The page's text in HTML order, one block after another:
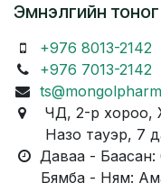
Эмнэлгийн тоног
+976 8013-2142
+976 7013-2142
ЧД, 2-р хороо,
Назо тауэр, 7
Даваа - Баасан:
Бямба - Ням: